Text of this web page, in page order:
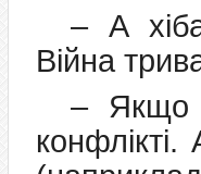
– А
Війна
– Якщо